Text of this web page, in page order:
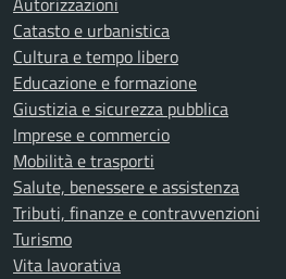
Catasto e urbanistica
Cultura e tempo libero
Educazione e formazione
Giustizia e sicurezza pubblica
Imprese e commercio
Mobilità e trasporti
Salute, benessere e assistenza
Tributi, finanze e contravvenzioni
Turismo
Vita lavorativa